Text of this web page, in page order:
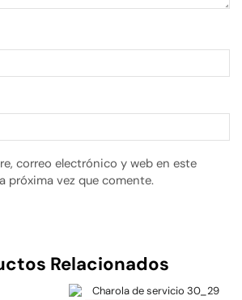
correo electrónico y web en este
próxima vez que comente.
Relacionados